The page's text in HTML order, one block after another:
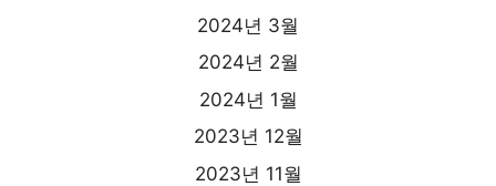
2024년 3월
2024년 2월
2024년 1월
2023년 12월
2023년 11월